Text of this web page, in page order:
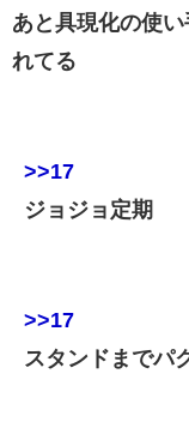
あと具現化の使
れてる
>>17
ジョジョ定期
>>17
スタンドまでパ